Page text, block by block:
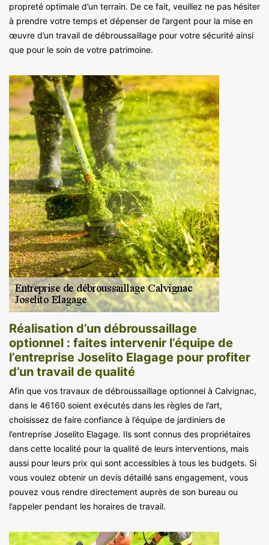
propreté optimale d’un terrain. De ce fait, veuillez ne pas hésiter
à prendre votre temps et dépenser de l’argent pour la mise en
œuvre d’un travail de débroussaillage pour votre sécurité ainsi
que pour le soin de votre patrimoine.
Réalisation d’un débroussaillage
optionnel : faites intervenir l’équipe de
l’entreprise Joselito Elagage pour profiter
d’un travail de qualité
Afin que vos travaux de débroussaillage optionnel à Calvignac,
dans le 46160 soient exécutés dans les règles de l’art,
choisissez de faire confiance à l’équipe de jardiniers de
l’entreprise Joselito Elagage. Ils sont connus des propriétaires
dans cette localité pour la qualité de leurs interventions, mais
aussi pour leurs prix qui sont accessibles à tous les budgets. Si
vous voulez obtenir un devis détaillé sans engagement, vous
pouvez vous rendre directement auprès de son bureau ou
l’appeler pendant les horaires de travail.